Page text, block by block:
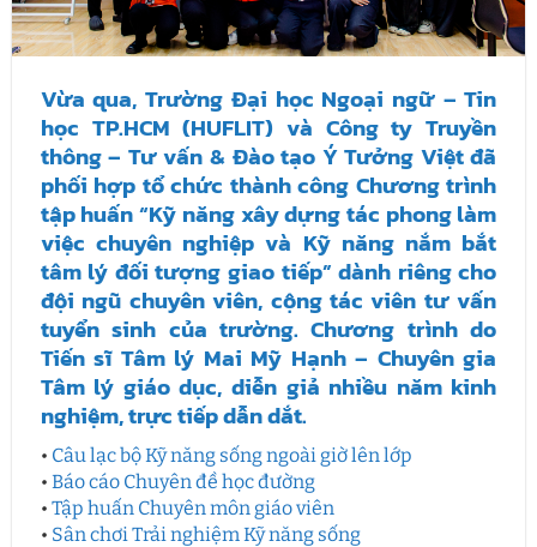
Vừa qua, Trường Đại học Ngoại ngữ – Tin
học TP.HCM (HUFLIT) và Công ty Truyền
thông – Tư vấn & Đào tạo Ý Tưởng Việt đã
phối hợp tổ chức thành công Chương trình
tập huấn “Kỹ năng xây dựng tác phong làm
việc chuyên nghiệp và Kỹ năng nắm bắt
tâm lý đối tượng giao tiếp” dành riêng cho
đội ngũ chuyên viên, cộng tác viên tư vấn
tuyển sinh của trường. Chương trình do
Tiến sĩ Tâm lý Mai Mỹ Hạnh – Chuyên gia
Tâm lý giáo dục, diễn giả nhiều năm kinh
nghiệm, trực tiếp dẫn dắt.
• Câu lạc bộ Kỹ năng sống ngoài giờ lên lớp
• Báo cáo Chuyên đề học đường
• Tập huấn Chuyên môn giáo viên
• Sân chơi Trải nghiệm Kỹ năng sống